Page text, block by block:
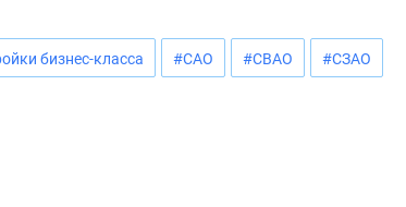
бизнес-класса #САО #СВАО #СЗАО